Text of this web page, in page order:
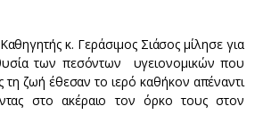
κ. Γεράσιμος Σιάσος μίλησε για
των πεσόντων υγειονομικών που
ζωή έθεσαν το ιερό καθήκον απέναντι
στο ακέραιο τον όρκο τους στον